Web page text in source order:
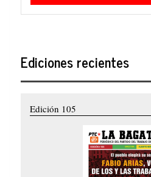
Ediciones recientes
Edición 105